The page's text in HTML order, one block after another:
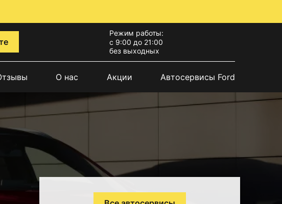
Режим работы:
с 9:00 до 21:00
без выходных
О нас Акции Автосервисы Ford